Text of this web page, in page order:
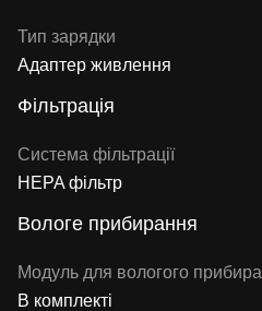
Тип зарядки
Адаптер живлення
Фільтрація
Система фільтрації
HEPA фільтр
Вологе прибирання
Модуль для вологого
В комплекті